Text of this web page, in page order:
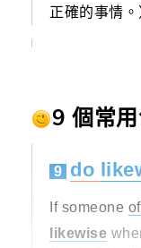
正確的事情。
9 個常
9 do
If someone
likewise